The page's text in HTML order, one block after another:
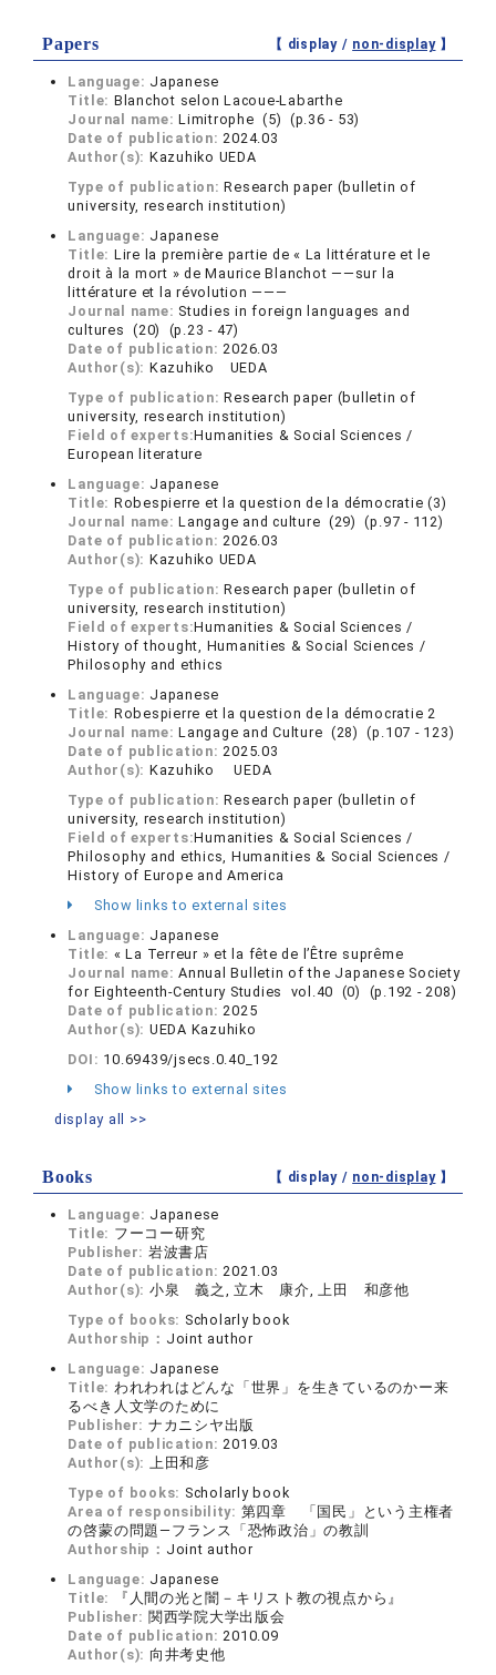
Papers 【 display / non-display】
Language: Japanese
Title: Blanchot selon Lacoue-Labarthe
Journal name:Limitrophe (5) (p.36 - 53)
Date of publication:2024.03
Author(s): Kazuhiko UEDA
Type of publication:Research paper (bulletin of
university, research institution)
Language: Japanese
Title: Lire la première partie de « La littérature et le
droit à la mort » de Maurice Blanchot ——sur la
littérature et la révolution ———
Journal name: Studies in foreign languages and
cultures (20) (p.23 - 47)
Date of publication:2026.03
Author(s): Kazuhiko UEDA
Type of publication:Research paper (bulletin of
university, research institution)
Field of experts:Humanities & Social Sciences /
European literature
Language: Japanese
Title: Robespierre et la question de la démocratie (3)
Journal name:Langage and culture (29) (p.97 - 112)
Date of publication:2026.03
Author(s): Kazuhiko UEDA
Type of publication:Research paper (bulletin of
university, research institution)
Field of experts:Humanities & Social Sciences /
History of thought, Humanities & Social Sciences /
Philosophy and ethics
Language: Japanese
Title: Robespierre et la question de la démocratie 2
Journal name:Langage and Culture (28) (p.107 - 123)
Date of publication:2025.03
Author(s): Kazuhiko UEDA
Type of publication:Research paper (bulletin of
university, research institution)
Field of experts:Humanities & Social Sciences /
Philosophy and ethics, Humanities & Social Sciences /
History of Europe and America
Show links to external sites
Language: Japanese
Title: « La Terreur » et la fête de l’Être suprême
Journal name:Annual Bulletin of the Japanese Society
for Eighteenth-Century Studies vol.40 (0) (p.192 - 208)
Date of publication:2025
Author(s): UEDA Kazuhiko
DOI: 10.69439/jsecs.0.40_192
Show links to external sites
display all >>
Books 【 display / non-display】
Language: Japanese
Title: フーコー研究
Publisher: 岩波書店
Date of publication:2021.03
Author(s): 小泉 義之, 立木 康介, 上田 和彦他
Type of books: Scholarly book
Authorship： Joint author
Language: Japanese
Title: われわれはどんな「世界」を生きているのかー来
るべき人文学のために
Publisher: ナカニシヤ出版
Date of publication:2019.03
Author(s): 上田和彦
Type of books: Scholarly book
Area of responsibility: 第四章 「国民」という主権者
の啓蒙の問題—フランス「恐怖政治」の教訓
Authorship： Joint author
Language: Japanese
Title:
『人間の光と闇－キリスト教の視点から』
Publisher: 関西学院大学出版会
Date of publication:2010.09
Author(s): 向井考史他